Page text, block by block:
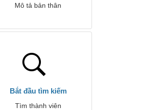
Mô tả bản thân
Bắt đầu tìm kiếm
Tìm thành viên